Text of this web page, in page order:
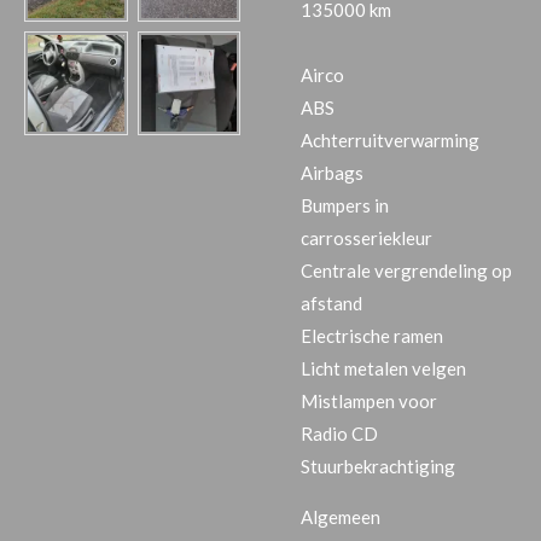
135000 km
Airco
ABS
Achterruitverwarming
Airbags
Bumpers in
carrosseriekleur
Centrale vergrendeling op
afstand
Electrische ramen
Licht metalen velgen
Mistlampen voor
Radio CD
Stuurbekrachtiging
Algemeen